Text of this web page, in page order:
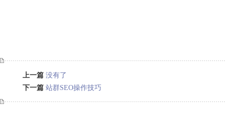
上一篇 没有了
下一篇 站群SEO操作技巧